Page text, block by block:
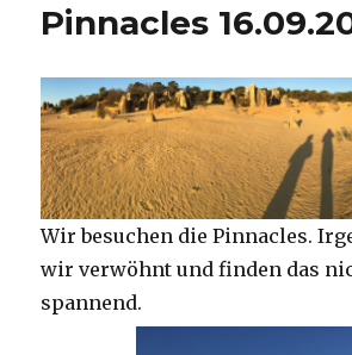
Pinnacles
Wir besuchen die Pinnacles.
wir verwöhnt und finden das
spannend.